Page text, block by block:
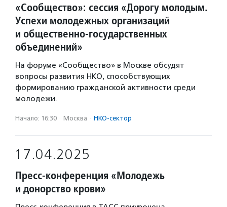
«Сообщество»: сессия «Дорогу молодым.
Успехи молодежных организаций
и общественно-государственных
объединений»
На форуме «Сообщество» в Москве обсудят
вопросы развития НКО, способствующих
формированию гражданской активности среди
молодежи.
Начало: 16:30 · Москва · НКО-сектор
17.04.2025
Пресс-конференция «Молодежь
и донорство крови»